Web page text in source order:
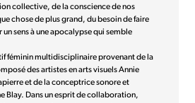
collective, de la conscience de nos
chose de plus grand, du besoin de faire
un sens à une apocalypse qui semble
féminin multidisciplinaire provenant de la
des artistes en arts visuels Annie
et de la conceptrice sonore et
Blay. Dans un esprit de collaboration,